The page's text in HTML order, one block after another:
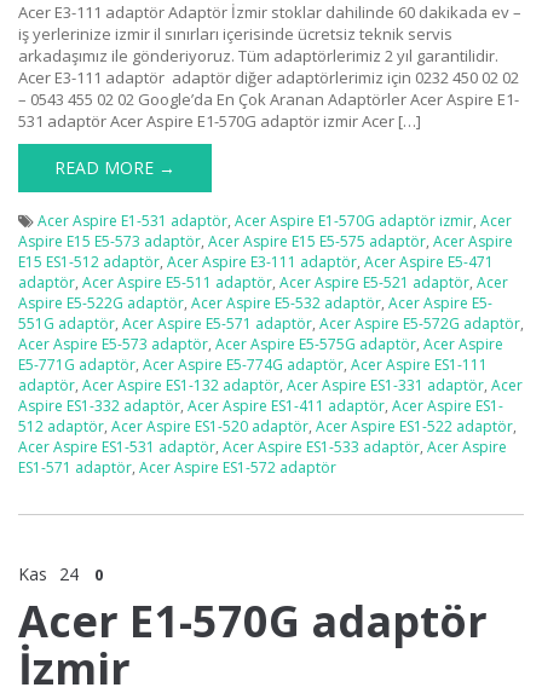
Acer E3-111 adaptör Adaptör İzmir stoklar dahilinde 60 dakikada ev –
iş yerlerinize izmir il sınırları içerisinde ücretsiz teknik servis
arkadaşımız ile gönderiyoruz. Tüm adaptörlerimiz 2 yıl garantilidir.
Acer E3-111 adaptör adaptör diğer adaptörlerimiz için 0232 450 02 02
– 0543 455 02 02 Google’da En Çok Aranan Adaptörler Acer Aspire E1-
531 adaptör Acer Aspire E1-570G adaptör izmir Acer […]
READ MORE →
Acer Aspire E1-531 adaptör, Acer Aspire E1-570G adaptör izmir, Acer
Aspire E15 E5-573 adaptör, Acer Aspire E15 E5-575 adaptör, Acer Aspire
E15 ES1-512 adaptör, Acer Aspire E3-111 adaptör, Acer Aspire E5-471
adaptör, Acer Aspire E5-511 adaptör, Acer Aspire E5-521 adaptör, Acer
Aspire E5-522G adaptör, Acer Aspire E5-532 adaptör, Acer Aspire E5-
551G adaptör, Acer Aspire E5-571 adaptör, Acer Aspire E5-572G adaptör,
Acer Aspire E5-573 adaptör, Acer Aspire E5-575G adaptör, Acer Aspire
E5-771G adaptör, Acer Aspire E5-774G adaptör, Acer Aspire ES1-111
adaptör, Acer Aspire ES1-132 adaptör, Acer Aspire ES1-331 adaptör, Acer
Aspire ES1-332 adaptör, Acer Aspire ES1-411 adaptör, Acer Aspire ES1-
512 adaptör, Acer Aspire ES1-520 adaptör, Acer Aspire ES1-522 adaptör,
Acer Aspire ES1-531 adaptör, Acer Aspire ES1-533 adaptör, Acer Aspire
ES1-571 adaptör, Acer Aspire ES1-572 adaptör
Kas 24 0
Acer E1-570G adaptör
İzmir